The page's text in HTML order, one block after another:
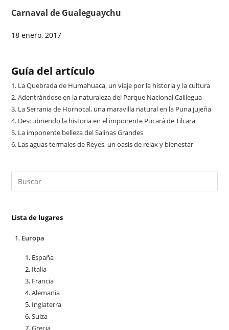
Carnaval de Gualeguaychu
18 enero, 2017
Guía del artículo
1. La Quebrada de Humahuaca, un viaje por la historia y la cultura
2.Adentrándose en la naturaleza del Parque Nacional Calilegua
3. La Serrania de Hornocal, una maravilla natural en la Puna jujeña
4. Descubriendo la historia en el imponente Pucará de Tilcara
5. La imponente belleza del Salinas Grandes
6. Las aguas termales de Reyes, un oasis de relax y bienestar
Lista de lugares
Europa
España
Italia
Francia
Alemania
Inglaterra
Suiza
Grecia